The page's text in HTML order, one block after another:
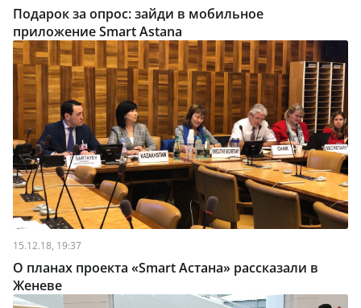
Подарок за опрос: зайди в мобильное
приложение Smart Astana
15.12.18, 19:37
О планах проекта «Smart Астана» рассказали в
Женеве